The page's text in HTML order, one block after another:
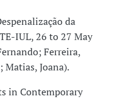
da
IUL, 26 to 27 May
Ferreira,
Matias, Joana).
in Contemporary